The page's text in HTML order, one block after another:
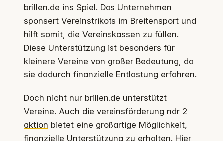
brillen.de ins Spiel. Das Unternehmen
sponsert Vereinstrikots im Breitensport und
hilft somit, die Vereinskassen zu füllen.
Diese Unterstützung ist besonders für
kleinere Vereine von großer Bedeutung, da
sie dadurch finanzielle Entlastung erfahren.
Doch nicht nur brillen.de unterstützt
Vereine. Auch die vereinsförderung ndr 2
aktion bietet eine großartige Möglichkeit,
finanzielle Unterstützung zu erhalten. Hier